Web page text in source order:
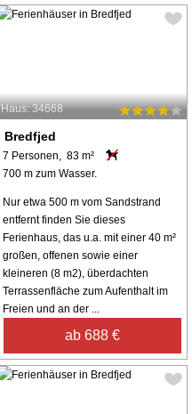
Haus: 34668
Bredfjed
7 Personen, 83 m²
700 m zum Wasser.
Nur etwa 500 m vom Sandstrand
entfernt finden Sie dieses
Ferienhaus, das u.a. mit einer 40 m²
großen, offenen sowie einer
kleineren (8 m2), überdachten
Terrassenfläche zum Aufenthalt im
Freien und an der ...
ab 688 €